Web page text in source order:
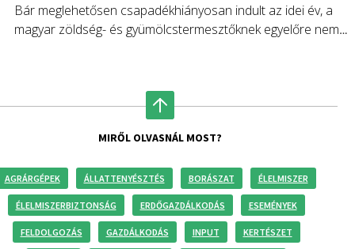
Bár meglehetősen csapadékhiányosan indult az idei év, a
magyar zöldség- és gyümölcstermesztőknek egyelőre nem
szárazabb a sokévi átlagnál.
MIRŐL OLVASNÁL MOST?
AGRÁRGÉPEK ÁLLATTENYÉSZTÉS BORÁSZAT ÉLELMISZER
ÉLELMISZERBIZTONSÁG ERDŐGAZDÁLKODÁS ESEMÉNYEK
FELDOLGOZÁS GAZDÁLKODÁS INPUT KERTÉSZET